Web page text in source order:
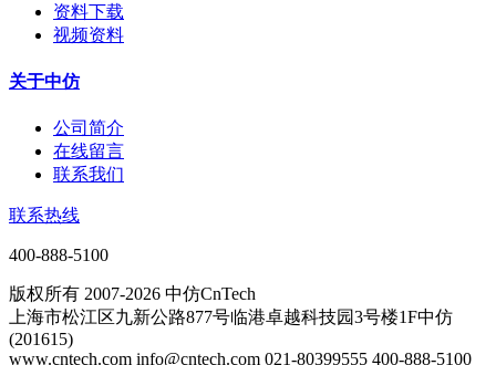
资料下载
视频资料
关于中仿
公司简介
在线留言
联系我们
联系热线
400-888-5100
版权所有 2007-2026 中仿CnTech
上海市松江区九新公路877号临港卓越科技园3号楼1F中仿
(201615)
www.cntech.com info@cntech.com 021-80399555 400-888-5100